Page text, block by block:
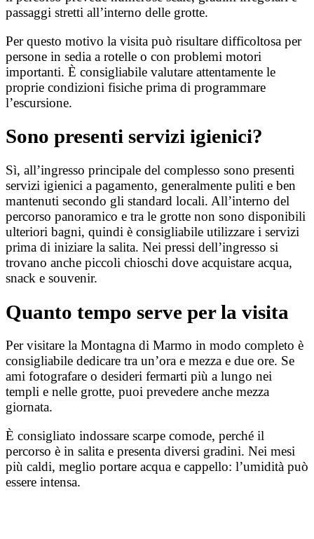
passaggi stretti all’interno delle grotte.
Per questo motivo la visita può risultare difficoltosa per
persone in sedia a rotelle o con problemi motori
importanti. È consigliabile valutare attentamente le
proprie condizioni fisiche prima di programmare
l’escursione.
Sono presenti servizi igienici?
Sì, all’ingresso principale del complesso sono presenti
servizi igienici a pagamento, generalmente puliti e ben
mantenuti secondo gli standard locali. All’interno del
percorso panoramico e tra le grotte non sono disponibili
ulteriori bagni, quindi è consigliabile utilizzare i servizi
prima di iniziare la salita. Nei pressi dell’ingresso si
trovano anche piccoli chioschi dove acquistare acqua,
snack e souvenir.
Quanto tempo serve per la visita
Per visitare la Montagna di Marmo in modo completo è
consigliabile dedicare tra un’ora e mezza e due ore. Se
ami fotografare o desideri fermarti più a lungo nei
templi e nelle grotte, puoi prevedere anche mezza
giornata.
È consigliato indossare scarpe comode, perché il
percorso è in salita e presenta diversi gradini. Nei mesi
più caldi, meglio portare acqua e cappello: l’umidità può
essere intensa.